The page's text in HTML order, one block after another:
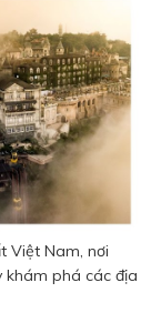
Việt Nam, nơi
khám phá các địa